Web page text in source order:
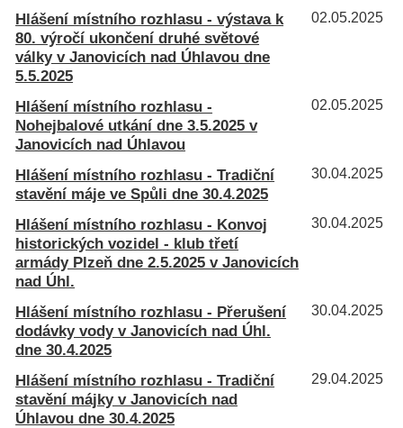
02.05.2025
Hlášení místního rozhlasu - výstava k
80. výročí ukončení druhé světové
války v Janovicích nad Úhlavou dne
5.5.2025
02.05.2025
Hlášení místního rozhlasu -
Nohejbalové utkání dne 3.5.2025 v
Janovicích nad Úhlavou
30.04.2025
Hlášení místního rozhlasu - Tradiční
stavění máje ve Spůli dne 30.4.2025
30.04.2025
Hlášení místního rozhlasu - Konvoj
historických vozidel - klub třetí
armády Plzeň dne 2.5.2025 v Janovicích
nad Úhl.
30.04.2025
Hlášení místního rozhlasu - Přerušení
dodávky vody v Janovicích nad Úhl.
dne 30.4.2025
29.04.2025
Hlášení místního rozhlasu - Tradiční
stavění májky v Janovicích nad
Úhlavou dne 30.4.2025